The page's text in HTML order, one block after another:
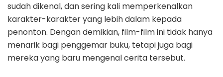
sudah dikenal, dan sering kali memperkenalkan
karakter-karakter yang lebih dalam kepada
penonton. Dengan demikian, film-film ini tidak hanya
menarik bagi penggemar buku, tetapi juga bagi
mereka yang baru mengenal cerita tersebut.